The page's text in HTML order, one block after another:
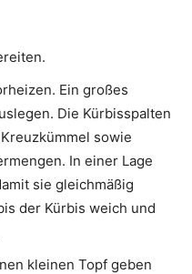
Ein großes
Die Kürbisspalten
sowie
In einer Lage
sie gleichmäßig
der Kürbis weich und
kleinen Topf geben